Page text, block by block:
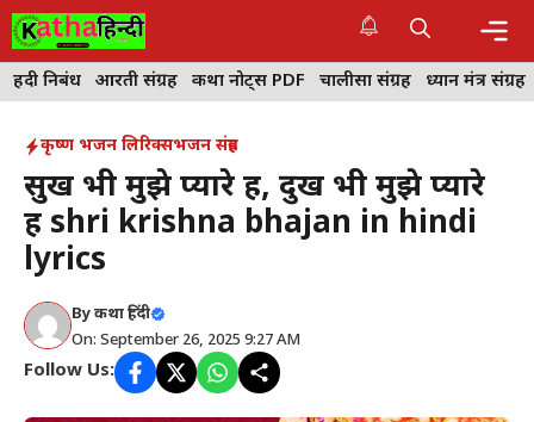
Skip
to
content
हिंदी निबंध आरती संग्रह कथा नोट्स PDF चालीसा संग्रह ध्यान मंत्र संग्रह
कृष्ण भजन लिरिक्सभजन संग्रह
सुख भी मुझे प्यारे हैं, दुख भी मुझे प्यारे
हैं shri krishna bhajan in hindi
lyrics
Byकथा हिंदी
On: September 26, 2025 9:27 AM
Follow Us: